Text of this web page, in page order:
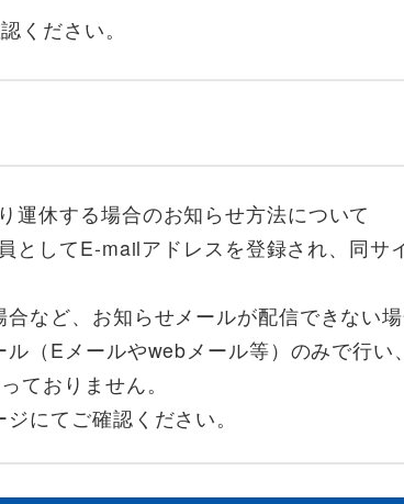
ください。
運休する場合のお知らせ方法について
としてE-mailアドレスを登録され、同サ
など、お知らせメールが配信できない
（Eメールやwebメール等）のみで行
ておりません。
にてご確認ください。